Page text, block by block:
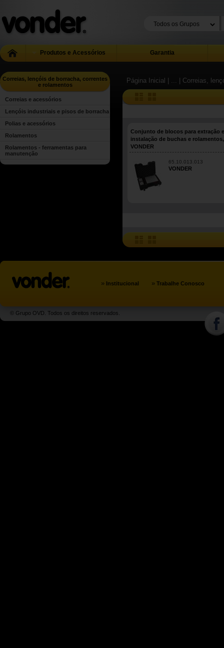
Produtos e Acessórios Garantia
Correias, lençóis de borracha, correntes
e rolamentos
Correias e acessórios
Lençóis industriais e pisos de borracha
Polias e acessórios
Rolamentos
Rolamentos - ferramentas para
manutenção
Página Inicial | ... | Correias,
Conjunto de blocos para extração e
instalação de buchas e rolamentos,
VONDER
65.10.013.013
VONDER
» Institucional » Trabalhe Conosco
© Grupo OVD. Todos os direitos reservados.